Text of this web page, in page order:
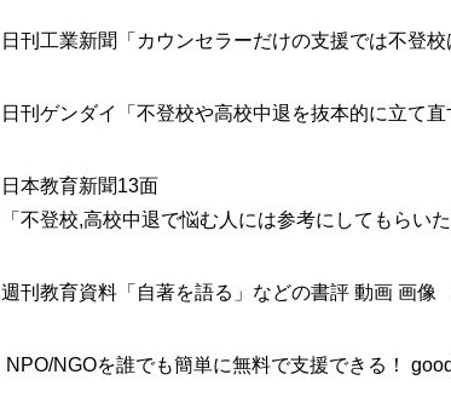
日刊工業新聞「カウンセラーだけの支援では不登校
日刊ゲンダイ「不登校や高校中退を抜本的に立て直
日本教育新聞13面
「不登校,高校中退で悩む人には参考にしてもらいた
週刊教育資料「自著を語る」などの書評 動画 画像
NPO/NGOを誰でも簡単に無料で支援できる！